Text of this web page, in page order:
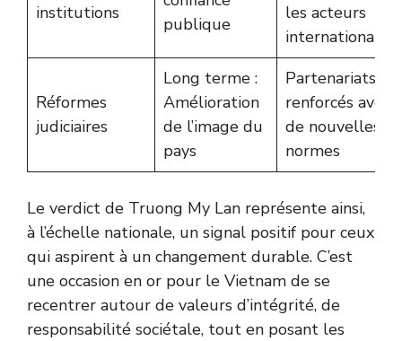
institutions
publique
les acteurs
internationaux
Réformes
judiciaires
Long terme :
Amélioration
de l’image du
pays
Partenariats
renforcés avec
de nouvelles
normes
Le verdict de Truong My Lan représente ainsi,
à l’échelle nationale, un signal positif pour ceux
qui aspirent à un changement durable. C’est
une occasion en or pour le Vietnam de se
recentrer autour de valeurs d’intégrité, de
responsabilité sociétale, tout en posant les